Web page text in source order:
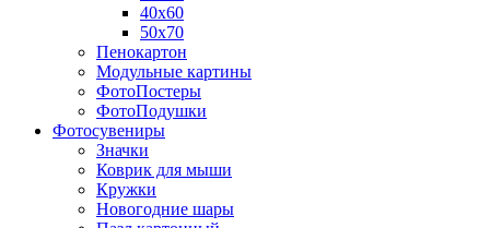
40х60
50х70
Пенокартон
Модульные картины
ФотоПостеры
ФотоПодушки
Фотоcувениры
Значки
Коврик для мыши
Кружки
Новогодние шары